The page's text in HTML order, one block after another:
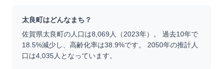
太良町はどんなまち？
佐賀県太良町の人口は8,069 人（2023年）。 過去10年で
18.5%減少し、高齢化率は38.9%です。 2050年の推計人
口は4,035人となっています。